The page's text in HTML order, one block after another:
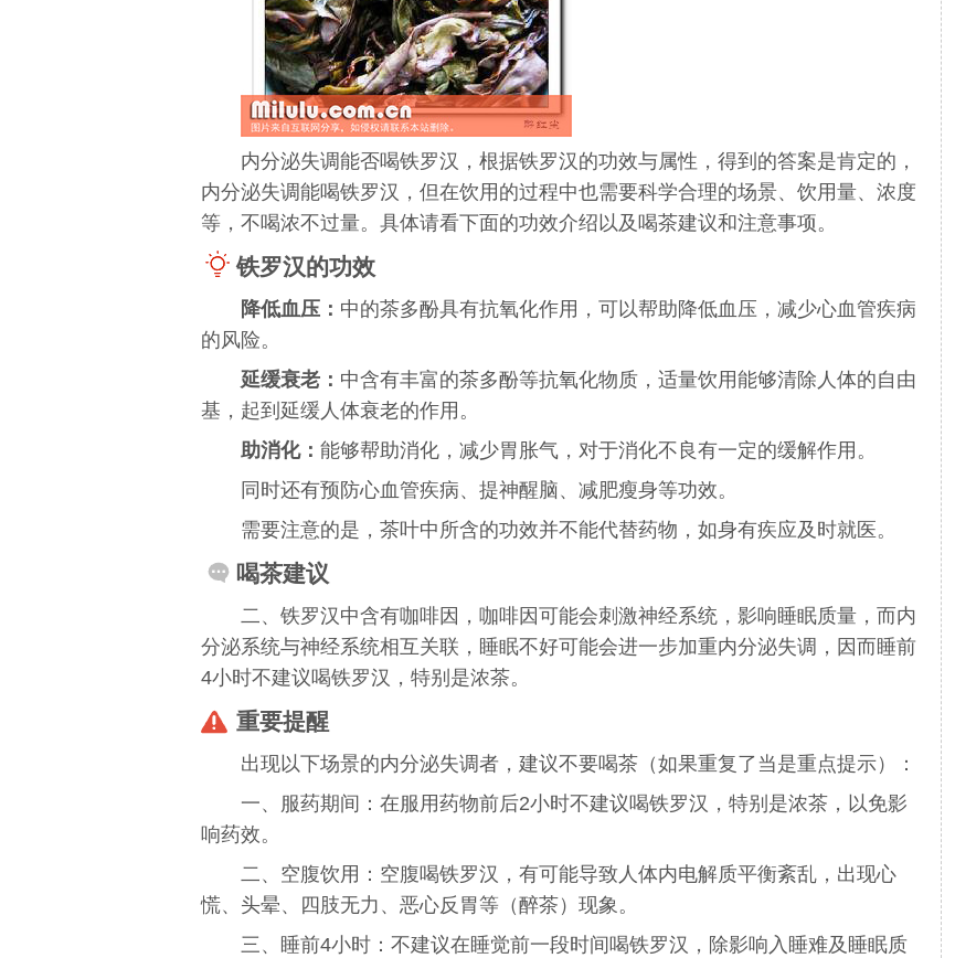
内分泌失调能否喝铁罗汉，根据铁罗汉的功效与属性，得到的答案是肯定的，
内分泌失调能喝铁罗汉，但在饮用的过程中也需要科学合理的场景、饮用量、浓度
等，不喝浓不过量。具体请看下面的功效介绍以及喝茶建议和注意事项。
铁罗汉的功效
降低血压： 中的茶多酚具有抗氧化作用，可以帮助降低血压，减少心血管疾病
的风险。
延缓衰老： 中含有丰富的茶多酚等抗氧化物质，适量饮用能够清除人体的自由
基，起到延缓人体衰老的作用。
助消化： 能够帮助消化，减少胃胀气，对于消化不良有一定的缓解作用。
同时还有预防心血管疾病、 提神醒脑、 减肥瘦身等功效。
需要注意的是，茶叶中所含的功效并不能代替药物，如身有疾应及时就医。
喝茶建议
二、铁罗汉中含有咖啡因，咖啡因可能会刺激神经系统，影响睡眠质量，而内
分泌系统与神经系统相互关联，睡眠不好可能会进一步加重内分泌失调，因而睡前
4小时不建议喝铁罗汉，特别是浓茶。
重要提醒
出现以下场景的内分泌失调者，建议不要喝茶（如果重复了当是重点提示）：
一、服药期间：在服用药物前后2小时不建议喝铁罗汉，特别是浓茶，以免影
响药效。
二、空腹饮用：空腹喝铁罗汉，有可能导致人体内电解质平衡紊乱，出现心
慌、头晕、四肢无力、恶心反胃等（醉茶）现象。
三、睡前4小时：不建议在睡觉前一段时间喝铁罗汉，除影响入睡难及睡眠质